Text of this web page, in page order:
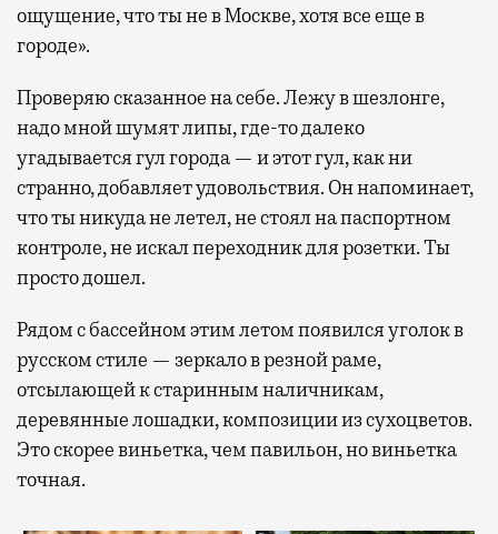
ощущение, что ты не в Москве, хотя все еще в
городе».
Проверяю сказанное на себе. Лежу в шезлонге,
надо мной шумят липы, где-то далеко
угадывается гул города — и этот гул, как ни
странно, добавляет удовольствия. Он напоминает,
что ты никуда не летел, не стоял на паспортном
контроле, не искал переходник для розетки. Ты
просто дошел.
Рядом с бассейном этим летом появился уголок в
русском стиле — зеркало в резной раме,
отсылающей к старинным наличникам,
деревянные лошадки, композиции из сухоцветов.
Это скорее виньетка, чем павильон, но виньетка
точная.